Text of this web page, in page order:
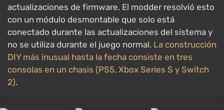
actualizaciones de firmware. El modder resolvió esto
con un módulo desmontable que solo está
conectado durante las actualizaciones del sistema y
no se utiliza durante el juego normal. La construcción
DIY más inusual hasta la fecha consiste en tres
consolas en un chasis (PS5, Xbox Series S y Switch
2).